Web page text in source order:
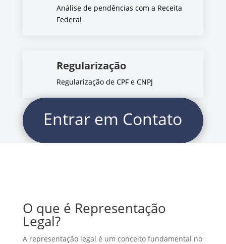
Análise de pendências com a Receita
Federal
Regularização
Regularização de CPF e CNPJ
Entrar em Contato
O que é Representação
Legal?
A representação legal é um conceito fundamental no